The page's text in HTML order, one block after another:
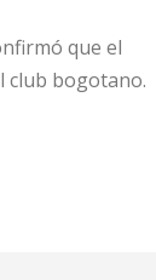
que el
club bogotano.